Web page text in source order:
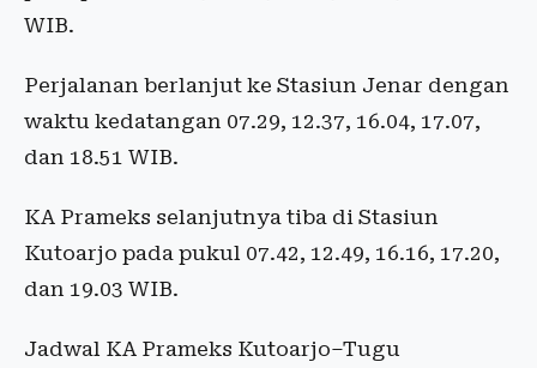
WIB.
Perjalanan berlanjut ke Stasiun Jenar dengan
waktu kedatangan 07.29, 12.37, 16.04, 17.07,
dan 18.51 WIB.
KA Prameks selanjutnya tiba di Stasiun
Kutoarjo pada pukul 07.42, 12.49, 16.16, 17.20,
dan 19.03 WIB.
Jadwal KA Prameks Kutoarjo–Tugu